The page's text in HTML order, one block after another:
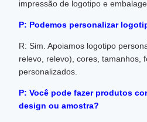
impressão de logotipo e
P: Podemos personalizar
R: Sim. Apoiamos logotipo
relevo, relevo), cores, tamanhos,
personalizados.
P: Você pode fazer produtos
design ou amostra?